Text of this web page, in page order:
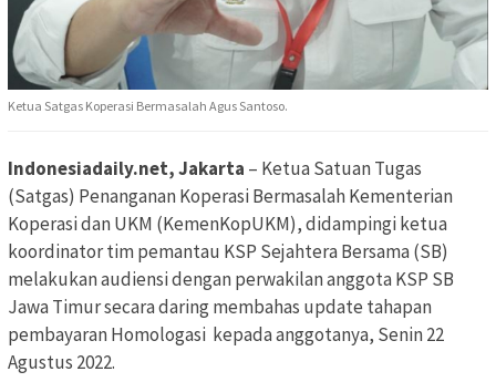
Ketua Satgas Koperasi Bermasalah Agus Santoso.
Indonesiadaily.net, Jakarta – Ketua Satuan Tugas
(Satgas) Penanganan Koperasi Bermasalah Kementerian
Koperasi dan UKM (KemenKopUKM), didampingi ketua
koordinator tim pemantau KSP Sejahtera Bersama (SB)
melakukan audiensi dengan perwakilan anggota KSP SB
Jawa Timur secara daring membahas update tahapan
pembayaran Homologasi kepada anggotanya, Senin 22
Agustus 2022.